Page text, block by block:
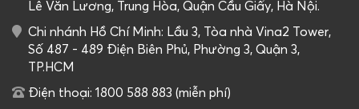
Lê Văn Lương, Trung Hòa, Quận Cầu Giấy, Hà Nội.
Chi nhánh Hồ Chí Minh: Lầu 3, Tòa nhà Vina2 Tower,
Số 487 - 489 Điện Biên Phủ, Phường 3, Quận 3,
TP.HCM
Điện thoại: 1800 588 883 (miễn phí)